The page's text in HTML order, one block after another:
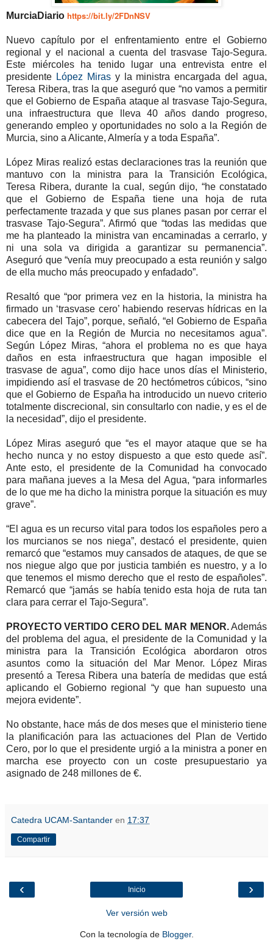
MurciaDiario https://bit.ly/2FDnNSV
Nuevo capítulo por el enfrentamiento entre el Gobierno
regional y el nacional a cuenta del trasvase Tajo-Segura.
Este miércoles ha tenido lugar una entrevista entre el
presidente López Mirasy la ministra encargada del agua,
Teresa Ribera, tras la que aseguró que “no vamos a permitir
que el Gobierno de España ataque al trasvase Tajo-Segura,
una infraestructura que lleva 40 años dando progreso,
generando empleo y oportunidades no solo a la Región de
Murcia, sino a Alicante, Almería y a toda España”.
López Miras realizó estas declaraciones tras la reunión que
mantuvo con la ministra para la Transición Ecológica,
Teresa Ribera, durante la cual, según dijo, “he constatado
que el Gobierno de España tiene una hoja de ruta
perfectamente trazada y que sus planes pasan por cerrar el
trasvase Tajo-Segura”. Afirmó que “todas las medidas que
me ha planteado la ministra van encaminadas a cerrarlo, y
ni una sola va dirigida a garantizar su permanencia”.
Aseguró que “venía muy preocupado a esta reunión y salgo
de ella mucho más preocupado y enfadado”.
Resaltó que “por primera vez en la historia, la ministra ha
firmado un ‘trasvase cero’ habiendo reservas hídricas en la
cabecera del Tajo”, porque, señaló, “el Gobierno de España
dice que en la Región de Murcia no necesitamos agua”.
Según López Miras, “ahora el problema no es que haya
daños en esta infraestructura que hagan imposible el
trasvase de agua”, como dijo hace unos días el Ministerio,
impidiendo así el trasvase de 20 hectómetros cúbicos, “sino
que el Gobierno de España ha introducido un nuevo criterio
totalmente discrecional, sin consultarlo con nadie, y es el de
la necesidad”, dijo el presidente.
López Miras aseguró que “es el mayor ataque que se ha
hecho nunca y no estoy dispuesto a que esto quede así”.
Ante esto, el presidente de la Comunidad ha convocado
para mañana jueves a la Mesa del Agua, “para informarles
de lo que me ha dicho la ministra porque la situación es muy
grave”.
“El agua es un recurso vital para todos los españoles pero a
los murcianos se nos niega”, destacó el presidente, quien
remarcó que “estamos muy cansados de ataques, de que se
nos niegue algo que por justicia también es nuestro, y a lo
que tenemos el mismo derecho que el resto de españoles”.
Remarcó que “jamás se había tenido esta hoja de ruta tan
clara para cerrar el Tajo-Segura”.
PROYECTO VERTIDO CERO DEL MAR MENOR.Además
del problema del agua, el presidente de la Comunidad y la
ministra para la Transición Ecológica abordaron otros
asuntos como la situación del Mar Menor. López Miras
presentó a Teresa Ribera una batería de medidas que está
aplicando el Gobierno regional “y que han supuesto una
mejora evidente”.
No obstante, hace más de dos meses que el ministerio tiene
la planificación para las actuaciones del Plan de Vertido
Cero, por lo que el presidente urgió a la ministra a poner en
marcha ese proyecto con un coste presupuestario ya
asignado de 248 millones de €.
Catedra UCAM-Santander en 17:37
Compartir
‹ ›
Inicio
Ver versión web
Con la tecnología de Blogger.